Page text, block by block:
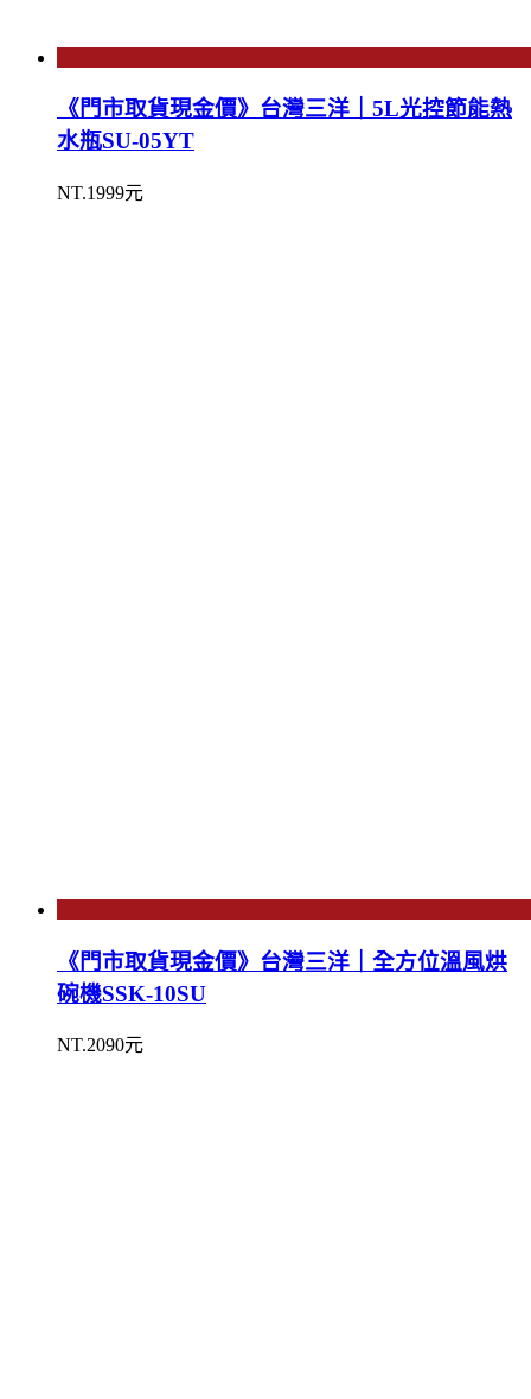
《門市取貨現金價》台灣三洋｜5L光控節能熱
水瓶SU-05YT
NT.1999元
《門市取貨現金價》台灣三洋｜全方位溫風烘
碗機SSK-10SU
NT.2090元